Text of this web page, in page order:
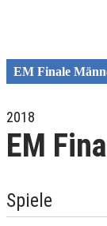
EM Finale
2018
EM
Spiele